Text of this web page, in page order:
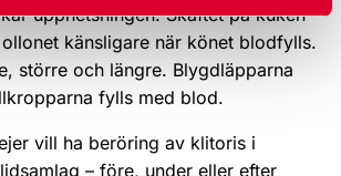
upphetsningen. Skaftet på kuken
känsligare när könet blodfylls.
större och längre. Blygdläpparna
fylls med blod.
vill ha beröring av klitoris i
– före, un­der eller efter